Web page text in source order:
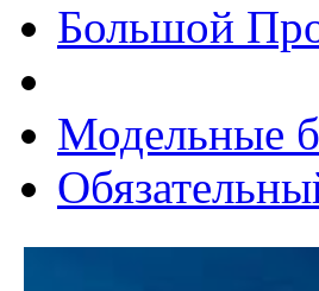
Большой
Модельные